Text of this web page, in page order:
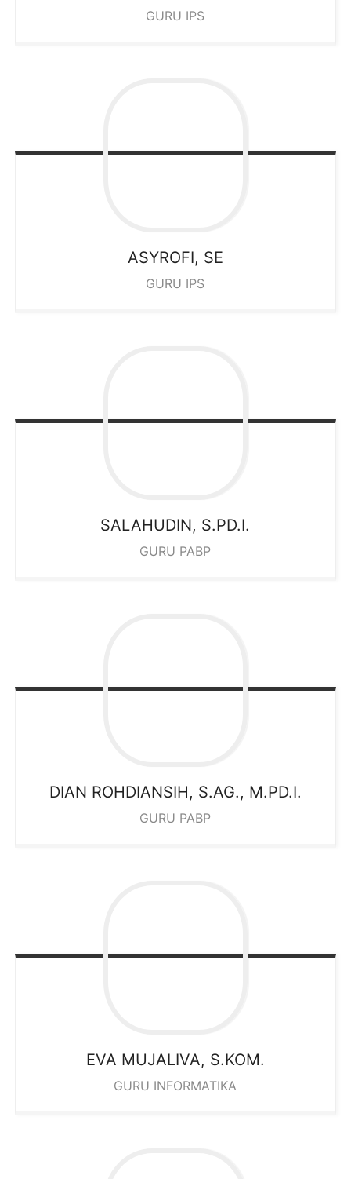
GURU IPS
ASYROFI, SE
GURU IPS
SALAHUDIN, S.PD.I.
GURU PABP
DIAN ROHDIANSIH, S.AG., M.PD.I.
GURU PABP
EVA MUJALIVA, S.KOM.
GURU INFORMATIKA